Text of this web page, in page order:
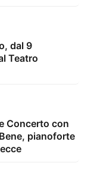
dal 9
Teatro
Concerto con